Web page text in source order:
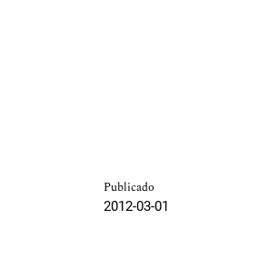
Publicado
2012-03-01